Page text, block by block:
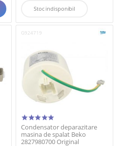
Stoc indisponibil
G924719
Condensator deparazitare
masina de spalat Beko
2827980700 Original